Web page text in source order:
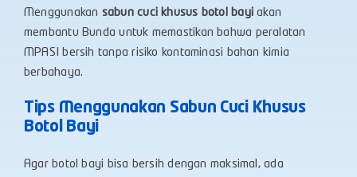
Menggunakan sabun cuci khusus botol bayi akan
membantu Bunda untuk memastikan bahwa peralatan
MPASI bersih tanpa risiko kontaminasi bahan kimia
berbahaya.
Tips Menggunakan Sabun Cuci Khusus
Botol Bayi
Agar botol bayi bisa bersih dengan maksimal, ada